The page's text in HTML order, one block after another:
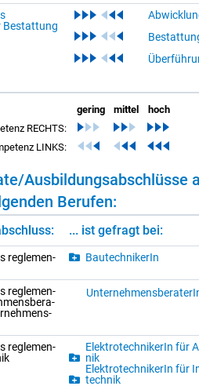
Bestattung
gering mittel
hoch
RECHTS:
LINKS:
​Aus­bil­dungs­ab­schlüs­se
Be­ru­fen:
... ist gefragt bei:
re­gle­men­
Bau­tech­ni­ke­rIn
re­gle­men­
re­gle­men­
Elek­tro­tech­ni­ke­rIn für
nik
Elek­tro­tech­ni­ke­rIn für
tech­nik